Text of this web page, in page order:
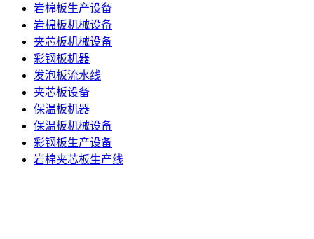
岩棉板生产设备
岩棉板机械设备
夹芯板机械设备
彩钢板机器
发泡板流水线
夹芯板设备
保温板机器
保温板机械设备
彩钢板生产设备
岩棉夹芯板生产线